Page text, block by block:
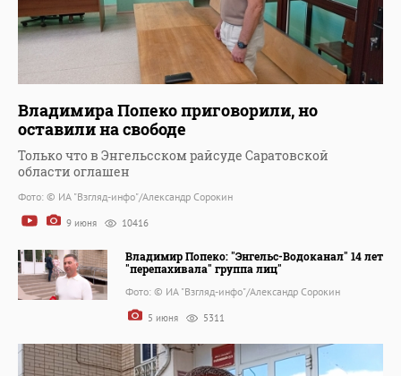
Владимира Попеко приговорили, но
оставили на свободе
Только что в Энгельсском райсуде Саратовской
области оглашен
Фото: © ИА "Взгляд-инфо"/Александр Сорокин
9 июня 10416
Владимир Попеко: "Энгельс-Водоканал" 14 лет
"перепахивала" группа лиц"
Фото: © ИА "Взгляд-инфо"/Александр Сорокин
5 июня 5311